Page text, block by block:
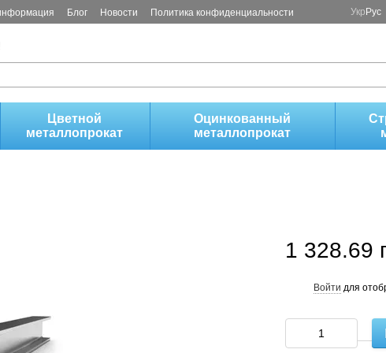
Блог Новости Политика конфиденциальности Укр Рус
Цветной
металлопрокат
Оцинкованный
металлопрокат
1 328.69
Войти для